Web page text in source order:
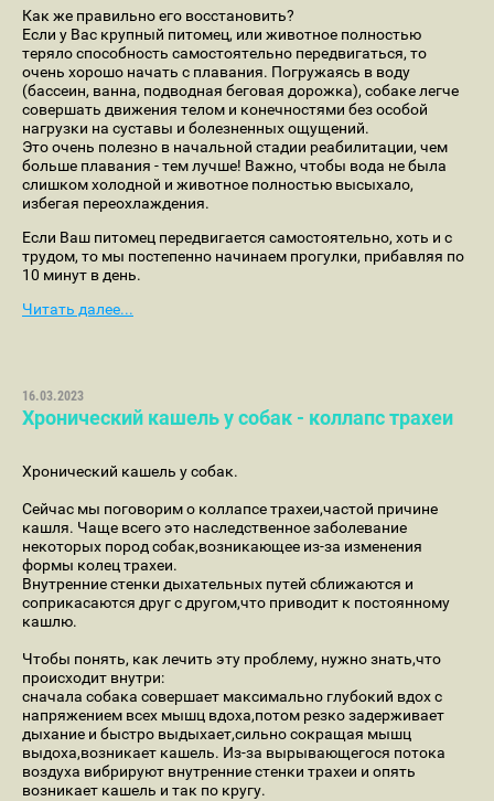
Как же правильно его восстановить?
Если у Вас крупный питомец, или животное полностью
теряло способность самостоятельно передвигаться, то
очень хорошо начать с плавания. Погружаясь в воду
(бассеин, ванна, подводная беговая дорожка), собаке легче
совершать движения телом и конечностями без особой
нагрузки на суставы и болезненных ощущений.
Это очень полезно в начальной стадии реабилитации, чем
больше плавания - тем лучше! Важно, чтобы вода не была
слишком холодной и животное полностью высыхало,
избегая переохлаждения.
Если Ваш питомец передвигается самостоятельно, хоть и с
трудом, то мы постепенно начинаем прогулки, прибавляя по
10 минут в день.
Читать далее...
16.03.2023
Хронический кашель у собак - коллапс трахеи
Хронический кашель у собак.
Сейчас мы поговорим о коллапсе трахеи,частой причине
кашля. Чаще всего это наследственное заболевание
некоторых пород собак,возникающее из-за изменения
формы колец трахеи.
Внутренние стенки дыхательных путей сближаются и
соприкасаются друг с другом,что приводит к постоянному
кашлю.
Чтобы понять, как лечить эту проблему, нужно знать,что
происходит внутри:
сначала собака совершает максимально глубокий вдох с
напряжением всех мышц вдоха,потом резко задерживает
дыхание и быстро выдыхает,сильно сокращая мышц
выдоха,возникает кашель. Из-за вырывающегося потока
воздуха вибрируют внутренние стенки трахеи и опять
возникает кашель и так по кругу.